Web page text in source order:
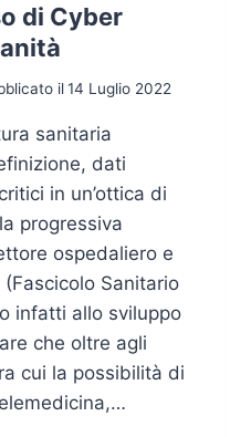
di Cyber
il14 Luglio 2022
sanitaria
dati
in un’ottica di
progressiva
ospedaliero e
(Fascicolo Sanitario
infatti allo sviluppo
che oltre agli
cui la possibilità di